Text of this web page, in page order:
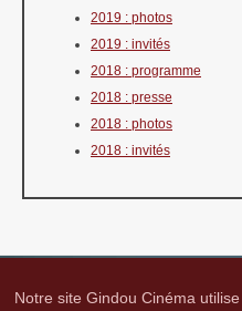
2019 : photos
2019 : invités
2018 : programme
2018 : presse
2018 : photos
2018 : invités
Notre site Gindou Cinéma